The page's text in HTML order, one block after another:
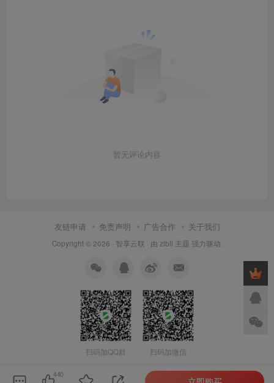
暂无评论内容
友链申请 免责声明 广告合作 关于我们
Copyright © 2026 · 智享云联 · 由 zibll 主题 强力驱动.
扫码加QQ群 扫码加微信
440